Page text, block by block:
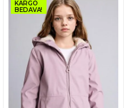
KARGO
BEDAVA!